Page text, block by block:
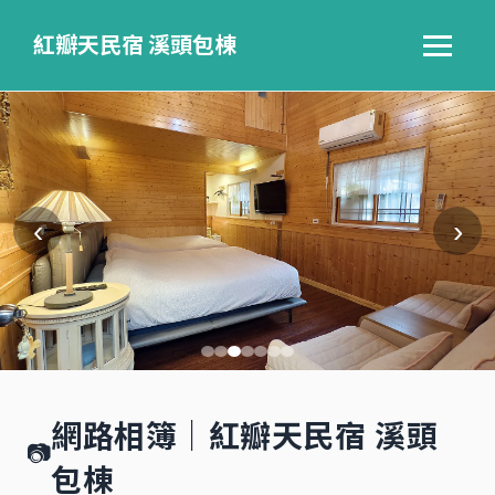
紅瓣天民宿 溪頭包棟
‹ ›
📷網路相簿｜紅瓣天民宿 溪頭
包棟